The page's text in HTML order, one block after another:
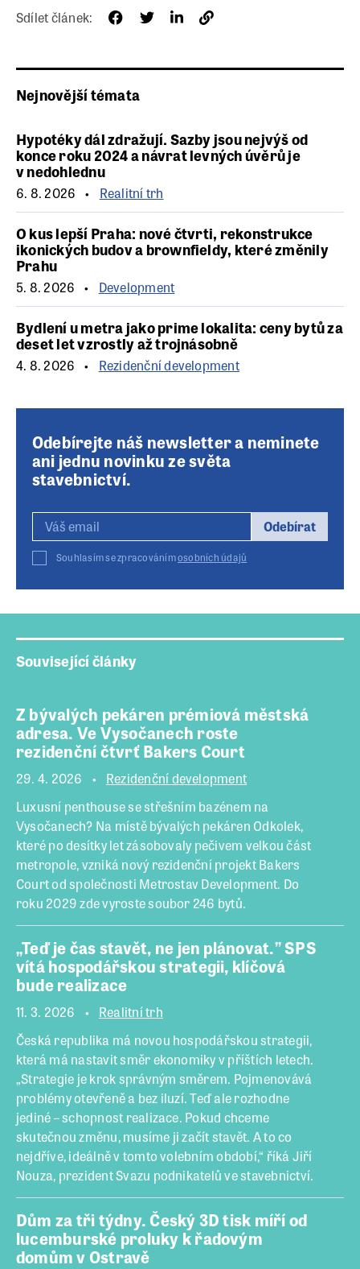
Sdílet článek:
Nejnovější témata
Hypotéky dál zdražují. Sazby jsou nejvýš od
konce roku 2024 a návrat levných úvěrů je
v nedohlednu
6. 8. 2026 Realitní trh
O kus lepší Praha: nové čtvrti, rekonstrukce
ikonických budov a brownfieldy, které změnily
Prahu
5. 8. 2026 Development
Bydlení u metra jako prime lokalita: ceny bytů za
deset let vzrostly až trojnásobně
4. 8. 2026 Rezidenční development
Odebírejte náš newsletter a neminete
ani jednu novinku ze světa
stavebnictví.
Odebírat
Souhlasím se zpracovánímosobních údajů
Související články
Z bývalých pekáren prémiová městská
adresa. Ve Vysočanech roste
rezidenční čtvrť Bakers Court
29. 4. 2026
Rezidenční development
Luxusní penthouse se střešním bazénem na
Vysočanech? Na místě bývalých pekáren Odkolek,
které po desítky let zásobovaly pečivem velkou část
metropole, vzniká nový rezidenční projekt Bakers
Court od společnosti Metrostav Development. Do
roku 2029 zde vyroste soubor 246 bytů.
„Teď je čas stavět, ne jen plánovat.” SPS
vítá hospodářskou strategii, klíčová
bude realizace
11. 3. 2026
Realitní trh
Česká republika má novou hospodářskou strategii,
která má nastavit směr ekonomiky v příštích letech.
„Strategie je krok správným směrem. Pojmenovává
problémy otevřeně a bez iluzí. Teď ale rozhodne
jediné – schopnost realizace. Pokud chceme
skutečnou změnu, musíme ji začít stavět. A to co
nejdříve, ideálně v tomto volebním období,“ říká Jiří
Nouza, prezident Svazu podnikatelů ve stavebnictví.
Dům za tři týdny. Český 3D tisk míří od
lucemburské proluky k řadovým
domům v Ostravě